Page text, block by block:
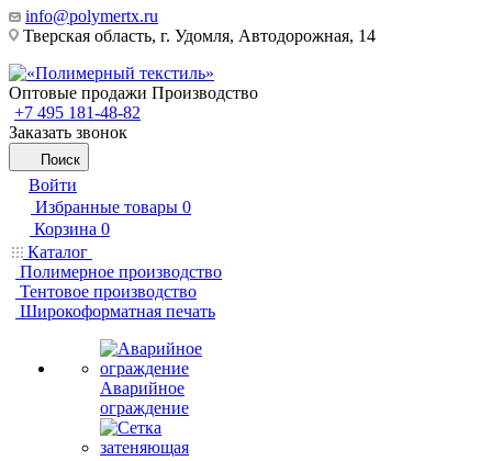
info@polymertx.ru
Тверская область, г. Удомля, Автодорожная, 14
Оптовые продажи Производство
+7 495 181-48-82
Заказать звонок
Поиск
Войти
Избранные товары 0
Корзина 0
Каталог
Полимерное производство
Тентовое производство
Широкоформатная печать
Аварийное
ограждение